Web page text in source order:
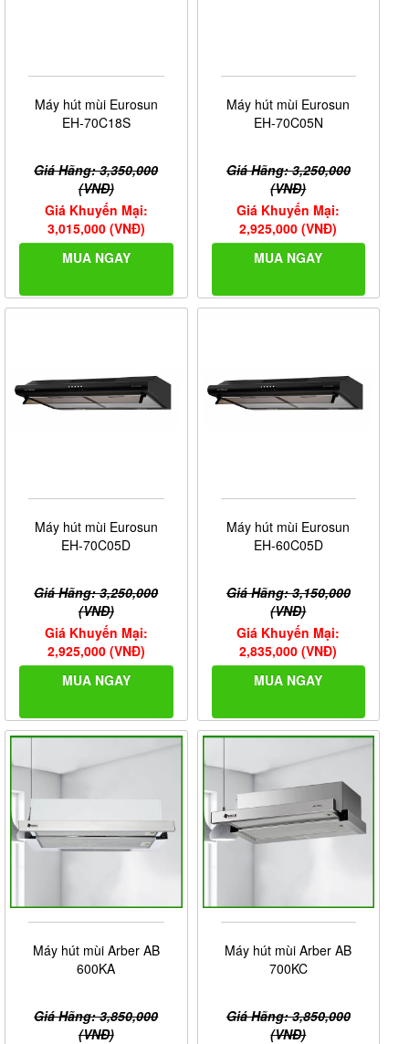
Máy hút mùi Eurosun
EH-70C18S
Giá Hãng: 3,350,000
(VNĐ)
Giá Khuyến Mại:
3,015,000 (VNĐ)
MUA NGAY
Máy hút mùi Eurosun
EH-70C05N
Giá Hãng: 3,250,000
(VNĐ)
Giá Khuyến Mại:
2,925,000 (VNĐ)
MUA NGAY
Máy hút mùi Eurosun
EH-70C05D
Giá Hãng: 3,250,000
(VNĐ)
Giá Khuyến Mại:
2,925,000 (VNĐ)
MUA NGAY
Máy hút mùi Eurosun
EH-60C05D
Giá Hãng: 3,150,000
(VNĐ)
Giá Khuyến Mại:
2,835,000 (VNĐ)
MUA NGAY
Máy hút mùi Arber AB
600KA
Giá Hãng: 3,850,000
(VNĐ)
Máy hút mùi Arber AB
700KC
Giá Hãng: 3,850,000
(VNĐ)